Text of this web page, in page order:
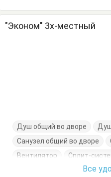
"Эконом" 3х-местный
Душ общий во дворе
Санузел общий во дворе
Вентилятор
Сплит-
Журнальный столикВсе